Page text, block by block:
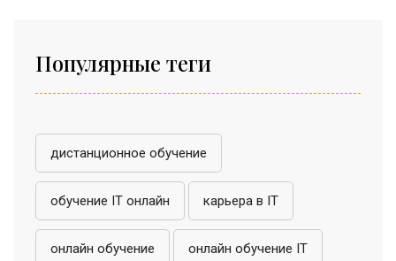
Популярные теги
дистанционное обучение
обучение IT онлайн карьера в IT
онлайн обучение онлайн обучение IT